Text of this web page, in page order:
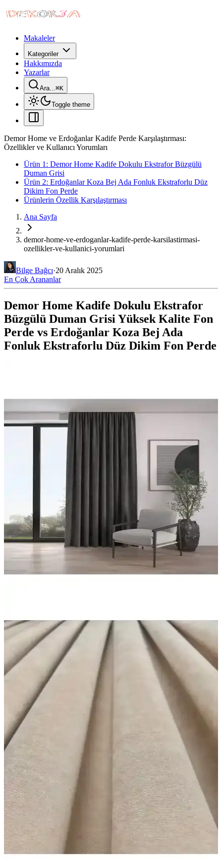
Makaleler
Kategoriler
Hakkımızda
Yazarlar
Ara...⌘K
Toggle theme
Demor Home ve Erdoğanlar Kadife Perde Karşılaştırması:
Özellikler ve Kullanıcı Yorumları
Ürün 1: Demor Home Kadife Dokulu Ekstrafor Büzgülü
Duman Grisi
Ürün 2: Erdoğanlar Koza Bej Ada Fonluk Ekstraforlu Düz
Dikim Fon Perde
Ürünlerin Özellik Karşılaştırması
Ana Sayfa
demor-home-ve-erdoganlar-kadife-perde-karsilastirmasi-
ozellikler-ve-kullanici-yorumlari
Bilge Bağcı·20 Aralık 2025
En Çok Arananlar
Demor Home Kadife Dokulu Ekstrafor
Büzgülü Duman Grisi Yüksek Kalite Fon
Perde vs Erdoğanlar Koza Bej Ada
Fonluk Ekstraforlu Düz Dikim Fon Perde